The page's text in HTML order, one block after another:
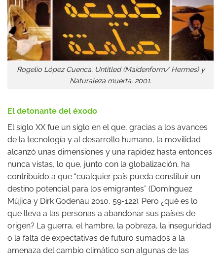
Rogelio López Cuenca, Untitled (Maidenform/ Hermes) y
Naturaleza muerta, 2001.
El detonante del éxodo
El siglo XX fue un siglo en el que, gracias a los avances
de la tecnología y al desarrollo humano, la movilidad
alcanzó unas dimensiones y una rapidez hasta entonces
nunca vistas, lo que, junto con la globalización, ha
contribuido a que “cualquier país pueda constituir un
destino potencial para los emigrantes” (Domínguez
Mújica y Dirk Godenau 2010, 59-122). Pero ¿qué es lo
que lleva a las personas a abandonar sus países de
origen? La guerra, el hambre, la pobreza, la inseguridad
o la falta de expectativas de futuro sumados a la
amenaza del cambio climático son algunas de las